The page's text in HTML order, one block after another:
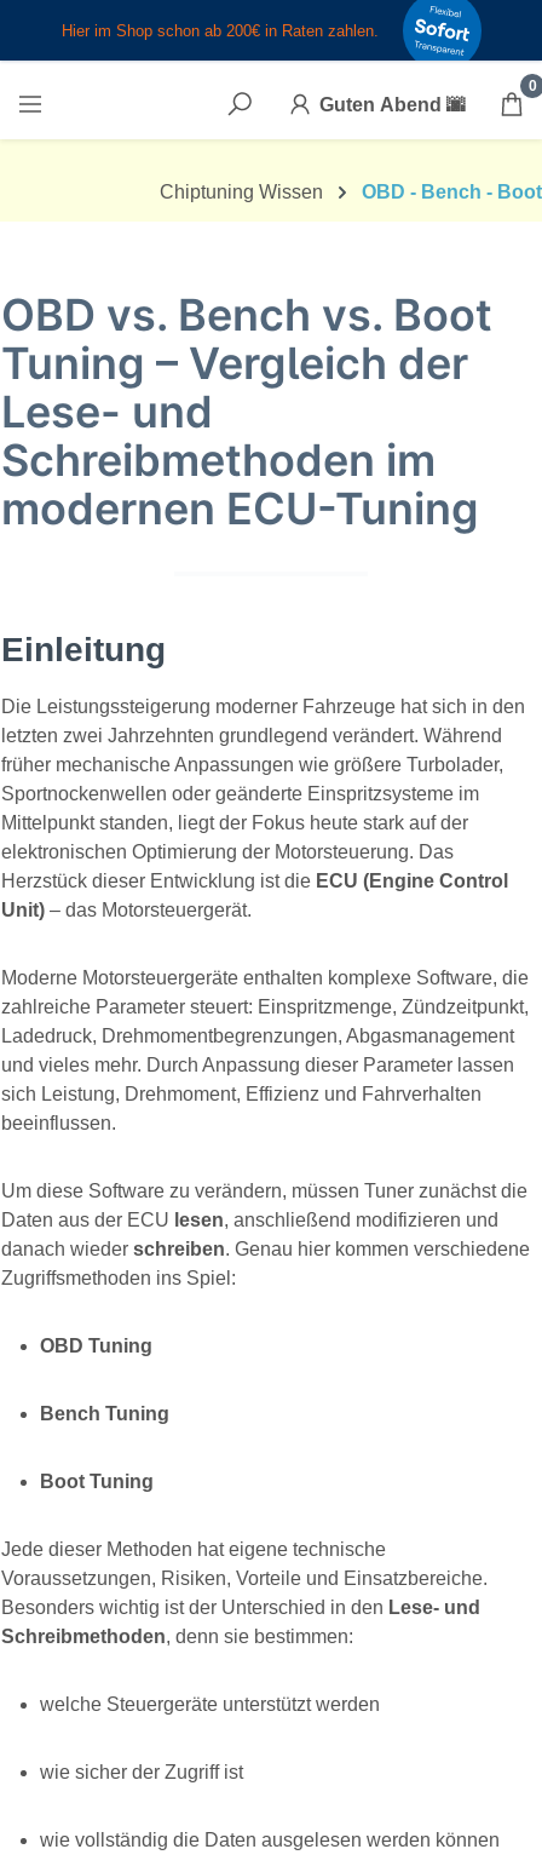
Zum Hauptinhalt springen
Guten Abend 🌆
0
Chiptuning Wissen OBD - Bench - Boot
OBD vs. Bench vs. Boot
Tuning – Vergleich der
Lese- und
Schreibmethoden im
modernen ECU-Tuning
Einleitung
Die Leistungssteigerung moderner Fahrzeuge hat sich in den
letzten zwei Jahrzehnten grundlegend verändert. Während
früher mechanische Anpassungen wie größere Turbolader,
Sportnockenwellen oder geänderte Einspritzsysteme im
Mittelpunkt standen, liegt der Fokus heute stark auf der
elektronischen Optimierung der Motorsteuerung. Das
Herzstück dieser Entwicklung ist die ECU (Engine Control
Unit) – das Motorsteuergerät.
Moderne Motorsteuergeräte enthalten komplexe Software, die
zahlreiche Parameter steuert: Einspritzmenge, Zündzeitpunkt,
Ladedruck, Drehmomentbegrenzungen, Abgasmanagement
und vieles mehr. Durch Anpassung dieser Parameter lassen
sich Leistung, Drehmoment, Effizienz und Fahrverhalten
beeinflussen.
Um diese Software zu verändern, müssen Tuner zunächst die
Daten aus der ECU lesen, anschließend modifizieren und
danach wieder schreiben. Genau hier kommen verschiedene
Zugriffsmethoden ins Spiel:
OBD Tuning
Bench Tuning
Boot Tuning
Jede dieser Methoden hat eigene technische
Voraussetzungen, Risiken, Vorteile und Einsatzbereiche.
Besonders wichtig ist der Unterschied in den Lese- und
Schreibmethoden, denn sie bestimmen:
welche Steuergeräte unterstützt werden
wie sicher der Zugriff ist
wie vollständig die Daten ausgelesen werden können